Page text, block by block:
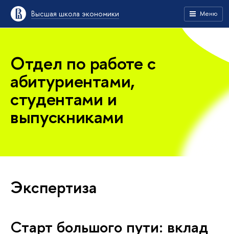
Высшая школа экономики Меню
Отдел по работе с
абитуриентами,
студентами и
выпускниками
Экспертиза
Старт большого пути: вклад